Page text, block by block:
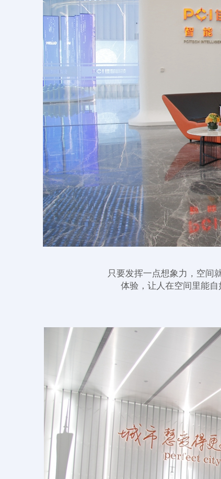
只要发挥一点想象力，空间
体验，让人在空间里能